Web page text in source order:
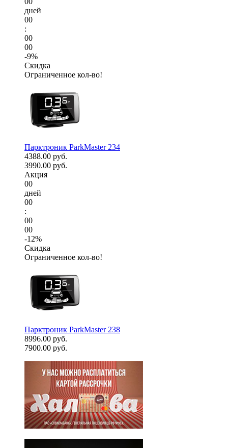
дней
00
:
00
00
-9%
Скидка
Ограниченное кол-во!
Парктроник ParkMaster 234
4388.00 руб.
3990.00 руб.
Акция
00
дней
00
:
00
00
-12%
Скидка
Ограниченное кол-во!
Парктроник ParkMaster 238
8996.00 руб.
7900.00 руб.